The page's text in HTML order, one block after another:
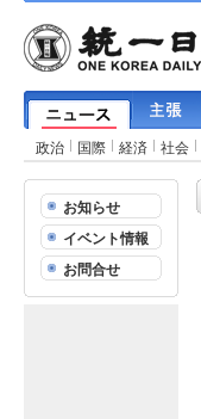
政治 国際 経済 社会
お知らせ
イベント情報
お問合せ